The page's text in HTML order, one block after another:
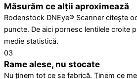
Măsurăm ce alții aproximează
Rodenstock DNEye® Scanner citește
puncte. De aici pornesc lentilele croite
medie statistică.
03
Rame alese, nu stocate
Nu ținem tot ce se fabrică. Ținem ce